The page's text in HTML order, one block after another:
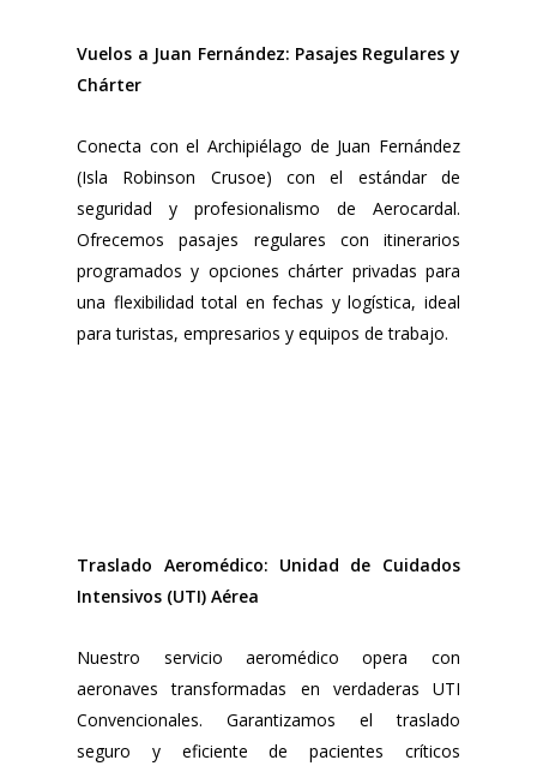
Vuelos a Juan Fernández: Pasajes Regulares y
Chárter
Conecta con el Archipiélago de Juan Fernández
(Isla Robinson Crusoe) con el estándar de
seguridad y profesionalismo de Aerocardal.
Ofrecemos pasajes regulares con itinerarios
programados y opciones chárter privadas para
una flexibilidad total en fechas y logística, ideal
para turistas, empresarios y equipos de trabajo.
Traslado Aeromédico: Unidad de Cuidados
Intensivos (UTI) Aérea
Nuestro servicio aeromédico opera con
aeronaves transformadas en verdaderas UTI
Convencionales. Garantizamos el traslado
seguro y eficiente de pacientes críticos